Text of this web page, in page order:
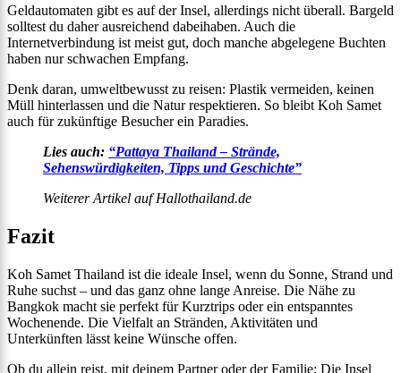
Geldautomaten gibt es auf der Insel, allerdings nicht überall. Bargeld
solltest du daher ausreichend dabeihaben. Auch die
Internetverbindung ist meist gut, doch manche abgelegene Buchten
haben nur schwachen Empfang.
Denk daran, umweltbewusst zu reisen: Plastik vermeiden, keinen
Müll hinterlassen und die Natur respektieren. So bleibt Koh Samet
auch für zukünftige Besucher ein Paradies.
Lies auch: “Pattaya Thailand – Strände,
Sehenswürdigkeiten, Tipps und Geschichte”
Weiterer Artikel auf Hallothailand.de
Fazit
Koh Samet Thailand ist die ideale Insel, wenn du Sonne, Strand und
Ruhe suchst – und das ganz ohne lange Anreise. Die Nähe zu
Bangkok macht sie perfekt für Kurztrips oder ein entspanntes
Wochenende. Die Vielfalt an Stränden, Aktivitäten und
Unterkünften lässt keine Wünsche offen.
Ob du allein reist, mit deinem Partner oder der Familie: Die Insel